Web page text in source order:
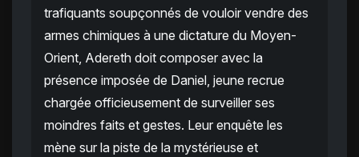
trafiquants soupçonnés de vouloir vendre des
armes chimiques à une dictature du Moyen-
Orient, Adereth doit composer avec la
présence imposée de Daniel, jeune recrue
chargée officieusement de surveiller ses
moindres faits et gestes. Leur enquête les
mène sur la piste de la mystérieuse et